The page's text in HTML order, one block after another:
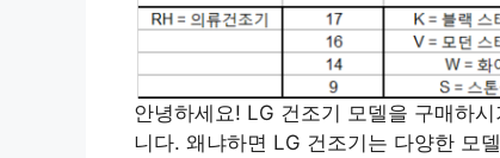
안녕하세요! LG 건조기 모델을 구매하
니다. 왜냐하면 LG 건조기는 다양한 모